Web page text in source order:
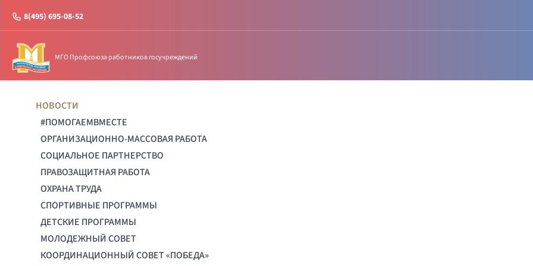
8(495) 695-08-52
МГО Профсоюза работников госучреждений
НОВОСТИ
#ПОМОГАЕМВМЕСТЕ
ОРГАНИЗАЦИОННО-МАССОВАЯ РАБОТА
СОЦИАЛЬНОЕ ПАРТНЕРСТВО
ПРАВОЗАЩИТНАЯ РАБОТА
ОХРАНА ТРУДА
СПОРТИВНЫЕ ПРОГРАММЫ
ДЕТСКИЕ ПРОГРАММЫ
МОЛОДЕЖНЫЙ СОВЕТ
КООРДИНАЦИОННЫЙ СОВЕТ «ПОБЕДА»